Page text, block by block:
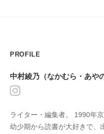
PROFILE
中村綾乃（なかむら・あや
ライター・編集者。 1990年京
幼少期から読書が大好きで、